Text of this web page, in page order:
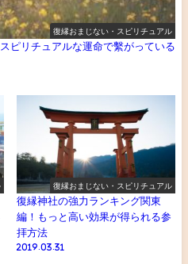
復縁おまじない・スピリチュアル
ピリチュアルな運命で繫がっている
復縁おまじない・スピリチュアル
復縁神社の強力ランキング関東
編！もっと高い効果が得られる参
拝方法
2019.03.31